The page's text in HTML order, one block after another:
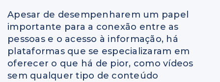
Apesar de desempenharem um papel
importante para a conexão entre as
pessoas e o acesso à informação, há
plataformas que se especializaram em
oferecer o que há de pior, como vídeos
sem qualquer tipo de conteúdo